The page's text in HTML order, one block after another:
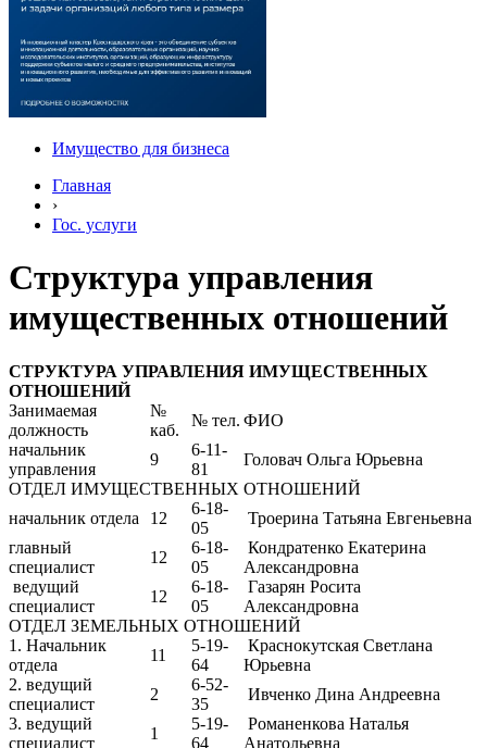
Имущество для бизнеса
Главная
›
Гос. услуги
Структура управления
имущественных отношений
СТРУКТУРА УПРАВЛЕНИЯ ИМУЩЕСТВЕННЫХ
ОТНОШЕНИЙ
Занимаемая
должность
№
каб.
№ тел. ФИО
начальник
управления
9
6-11-
81
Головач Ольга Юрьевна
ОТДЕЛ ИМУЩЕСТВЕННЫХ ОТНОШЕНИЙ
начальник отдела
12
6-18-
05
Троерина Татьяна Евгеньевна
главный
специалист
12
6-18-
05
Кондратенко Екатерина
Александровна
ведущий
специалист
12
6-18-
05
Газарян Росита
Александровна
ОТДЕЛ ЗЕМЕЛЬНЫХ ОТНОШЕНИЙ
1. Начальник
отдела
11
5-19-
64
Краснокутская Светлана
Юрьевна
2. ведущий
специалист
2
6-52-
35
Ивченко Дина Андреевна
3. ведущий
специалист
1
5-19-
64
Романенкова Наталья
Анатольевна